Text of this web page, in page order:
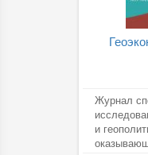
Журнал
и